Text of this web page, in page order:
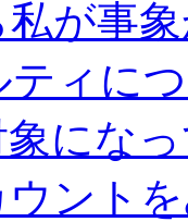
が事
ティに
象にな
ント